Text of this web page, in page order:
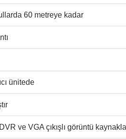
60 metreye kadar
ünitede
ve VGA çıkışlı görüntü